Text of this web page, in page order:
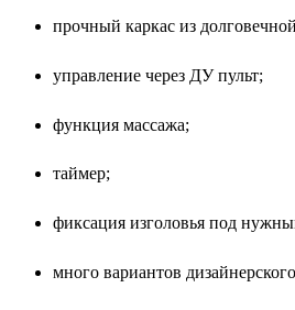
прочный каркас из
управление через ДУ пульт;
функция массажа;
таймер;
фиксация изголовья под
много вариантов